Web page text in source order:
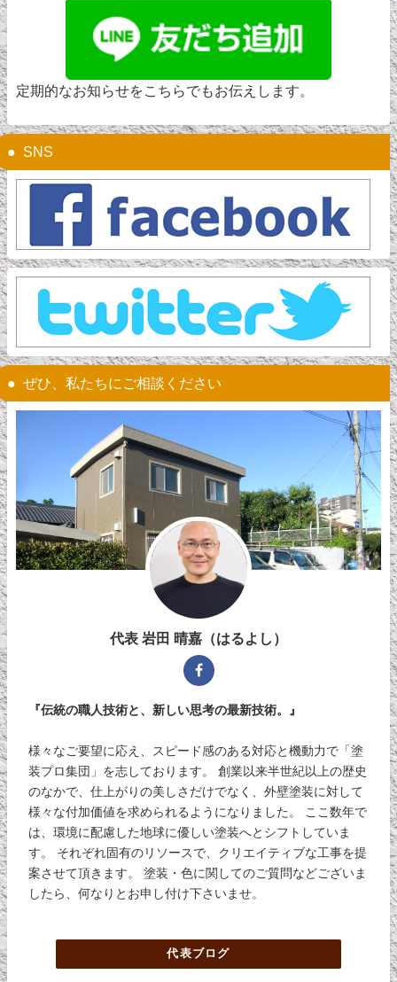
定期的なお知らせをこちらでもお伝えします。
SNS
ぜひ、私たちにご相談ください
代表 岩田 晴嘉（はるよし）
『伝統の職人技術と、新しい思考の最新技術。』
様々なご要望に応え、スピード感のある対応と機動力で「塗
装プロ集団」を志しております。 創業以来半世紀以上の歴史
のなかで、仕上がりの美しさだけでなく、外壁塗装に対して
様々な付加価値を求められるようになりました。 ここ数年で
は、環境に配慮した地球に優しい塗装へとシフトしていま
す。 それぞれ固有のリソースで、クリエイティブな工事を提
案させて頂きます。 塗装・色に関してのご質問などございま
したら、何なりとお申し付け下さいませ。
代表ブログ